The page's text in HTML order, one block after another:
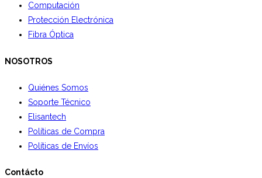
Computación
Protección Electrónica
Fibra Óptica
NOSOTROS
Quiénes Somos
Soporte Técnico
Elisantech
Políticas de Compra
Políticas de Envíos
Contácto